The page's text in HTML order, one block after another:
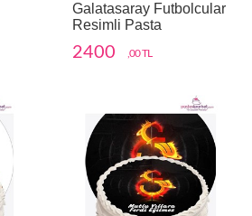
Galatasaray Futbolcular
Resimli Pasta
2400 ,00 TL